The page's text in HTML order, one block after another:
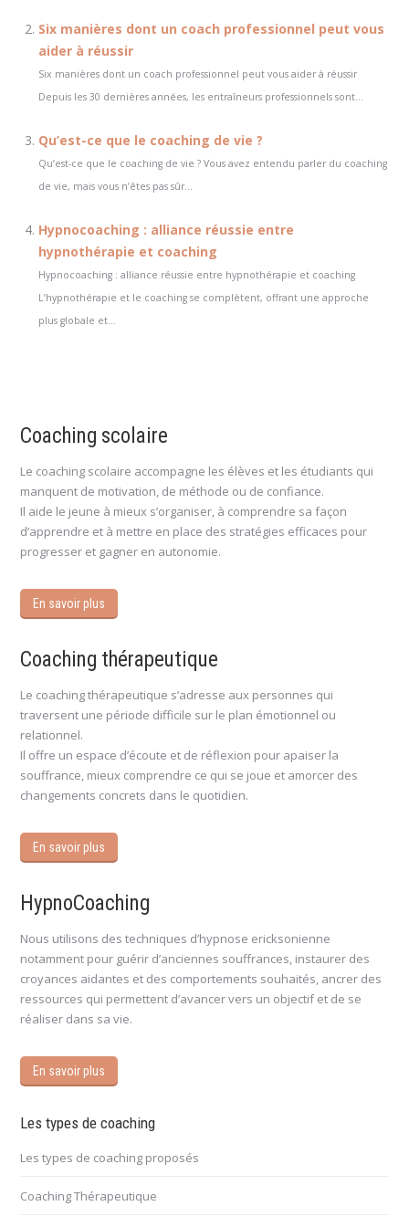
Six manières dont un coach professionnel peut vous
aider à réussir
Six manières dont un coach professionnel peut vous aider à réussir
Depuis les 30 dernières années, les entraîneurs professionnels sont...
Qu’est-ce que le coaching de vie ?
Qu’est-ce que le coaching de vie ? Vous avez entendu parler du coaching
de vie, mais vous n’êtes pas sûr...
Hypnocoaching : alliance réussie entre
hypnothérapie et coaching
Hypnocoaching : alliance réussie entre hypnothérapie et coaching
L’hypnothérapie et le coaching se complètent, offrant une approche
plus globale et...
Coaching scolaire
Le coaching scolaire accompagne les élèves et les étudiants qui
manquent de motivation, de méthode ou de confiance.
Il aide le jeune à mieux s’organiser, à comprendre sa façon
d’apprendre et à mettre en place des stratégies efficaces pour
progresser et gagner en autonomie.
En savoir plus
Coaching thérapeutique
Le coaching thérapeutique s’adresse aux personnes qui
traversent une période difficile sur le plan émotionnel ou
relationnel.
Il offre un espace d’écoute et de réflexion pour apaiser la
souffrance, mieux comprendre ce qui se joue et amorcer des
changements concrets dans le quotidien.
En savoir plus
HypnoCoaching
Nous utilisons des techniques d’hypnose ericksonienne
notamment pour guérir d’anciennes souffrances, instaurer des
croyances aidantes et des comportements souhaités, ancrer des
ressources qui permettent d’avancer vers un objectif et de se
réaliser dans sa vie.
En savoir plus
Les types de coaching
Les types de coaching proposés
Coaching Thérapeutique